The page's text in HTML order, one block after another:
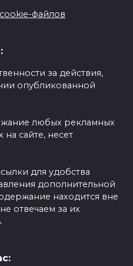
файлов
за действия,
опубликованной
любых рекламных
сайте, несет
для удобства
дополнительной
находится вне
отвечаем за их